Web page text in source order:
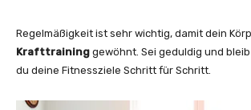
Regelmäßigkeit ist sehr wichtig, damit dein
Krafttraining gewöhnt. Sei geduldig und
du deine Fitnessziele Schritt für Schritt.